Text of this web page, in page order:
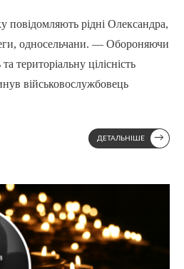
повідомляють рідні Олександра,
односельчани. — Обороняючи
територіальну цілісність
військовослужбовець
ДЕТАЛЬНІШЕ →